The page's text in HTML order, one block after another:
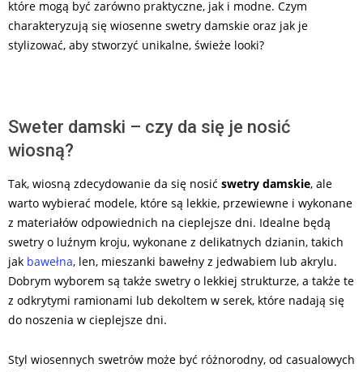
które mogą być zarówno praktyczne, jak i modne. Czym
charakteryzują się wiosenne swetry damskie oraz jak je
stylizować, aby stworzyć unikalne, świeże looki?
Sweter damski – czy da się je nosić
wiosną?
Tak, wiosną zdecydowanie da się nosić swetry damskie, ale
warto wybierać modele, które są lekkie, przewiewne i wykonane
z materiałów odpowiednich na cieplejsze dni. Idealne będą
swetry o luźnym kroju, wykonane z delikatnych dzianin, takich
jak bawełna, len, mieszanki bawełny z jedwabiem lub akrylu.
Dobrym wyborem są także swetry o lekkiej strukturze, a także te
z odkrytymi ramionami lub dekoltem w serek, które nadają się
do noszenia w cieplejsze dni.
Styl wiosennych swetrów może być różnorodny, od casualowych